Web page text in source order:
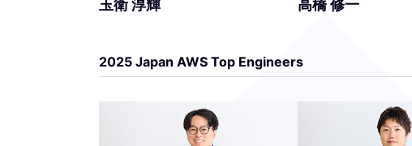
玉衛 淳輝 高橋 修一
2025 Japan AWS Top Engineers